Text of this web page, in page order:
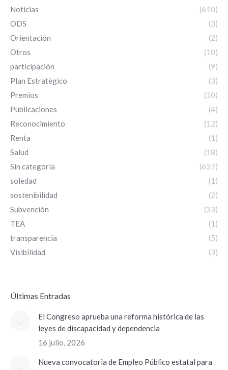
Noticias
(610)
ODS
(3)
Orientación
(2)
Otros
(10)
participación
(9)
Plan Estratégico
(3)
Premios
(10)
Publicaciones
(4)
Reconocimiento
(12)
Renta
(1)
Salud
(18)
Sin categoría
(637)
soledad
(1)
sostenibilidad
(2)
Subvención
(33)
TEA
(1)
transparencia
(5)
Visibilidad
(3)
ÚItimas Entradas
El Congreso aprueba una reforma histórica de las
leyes de discapacidad y dependencia
16 julio, 2026
Nueva convocatoria de Empleo Público estatal para